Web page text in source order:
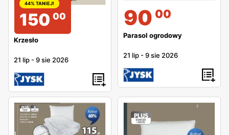
44% TANIEJ!
150 00
Krzesło
21 lip -9 sie 2026
90 00
Parasol ogrodowy
21 lip -9 sie 2026